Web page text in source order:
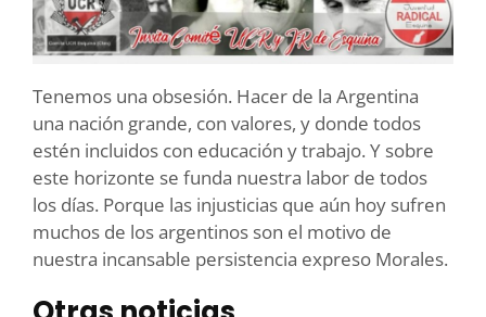
Tenemos una obsesión. Hacer de la Argentina
una nación grande, con valores, y donde todos
estén incluidos con educación y trabajo. Y sobre
este horizonte se funda nuestra labor de todos
los días. Porque las injusticias que aún hoy sufren
muchos de los argentinos son el motivo de
nuestra incansable persistencia expreso Morales.